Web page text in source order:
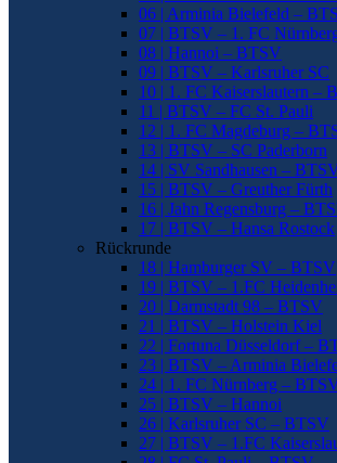
06 | Arminia Bielefeld –
07 | BTSV – 1. FC
08 | Hannoi – BTSV
09 | BTSV – Karlsruher SC
10 | 1. FC Kaiserslautern –
11 | BTSV – FC St. Pauli
12 | 1. FC Magdeburg –
13 | BTSV – SC Paderborn
14 | SV Sandhausen –
15 | BTSV – Greuther Fürth
16 | Jahn Regensburg –
17 | BTSV – Hansa Rostock
Rückrunde
18 | Hamburger SV – BTSV
19 | BTSV – 1.FC
20 | Darmstadt 98 – BTSV
21 | BTSV – Holstein Kiel
22 | Fortuna Düsseldorf –
23 | BTSV – Arminia
24 | 1. FC Nürnberg –
25 | BTSV – Hannoi
26 | Karlsruher SC – BTSV
27 | BTSV – 1.FC